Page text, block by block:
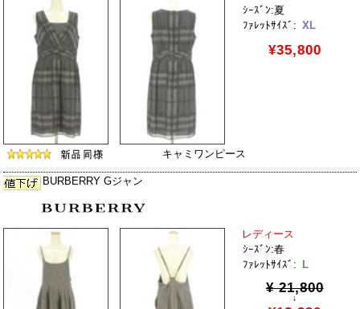
ｼｰｽﾞﾝ:夏
ﾌｧﾚｯﾄｻｲｽﾞ: XL
¥35,800
キャミワンピース
BURBERRY Gジャン
レディース
ｼｰｽﾞﾝ:春
ﾌｧﾚｯﾄｻｲｽﾞ:
L
¥ 21,800
↓